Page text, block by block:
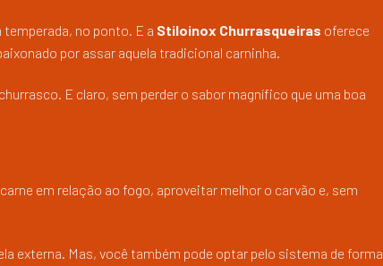
no ponto. E a Stiloinox Churrasqueiras oferece
por assar aquela tradicional carninha.
E claro, sem perder o sabor magnífico que uma boa
em relação ao fogo, aproveitar melhor o carvão e, sem
externa. Mas, você também pode optar pelo sistema de forma